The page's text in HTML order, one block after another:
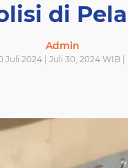
di
Admin
Juli 2024 | Juli 30, 2024 WIB |